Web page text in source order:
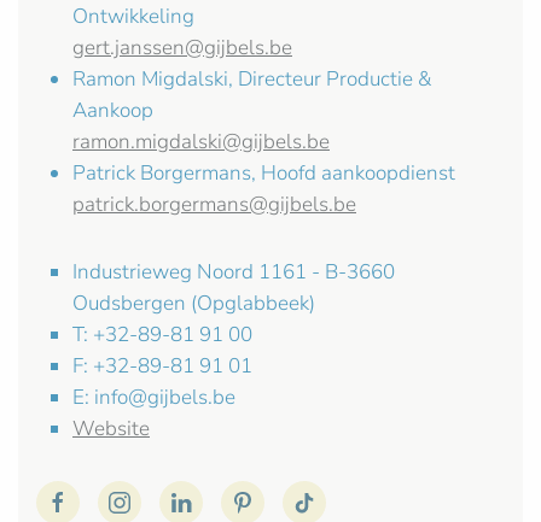
Ontwikkeling
gert.janssen@gijbels.be
Ramon Migdalski, Directeur Productie &
Aankoop
ramon.migdalski@gijbels.be
Patrick Borgermans, Hoofd aankoopdienst
patrick.borgermans@gijbels.be
Industrieweg Noord 1161 - B-3660
Oudsbergen (Opglabbeek)
T: +32-89-81 91 00
F: +32-89-81 91 01
E: info@gijbels.be
Website